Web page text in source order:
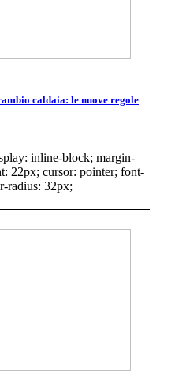
caldaia: le nuove regole
inline-block; margin-
22px; cursor: pointer; font-
radius: 32px;